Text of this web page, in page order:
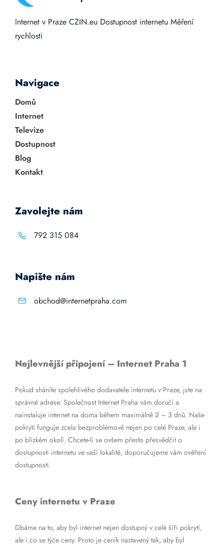
Internet v Praze CZIN.eu Dostupnost internetu Měření
rychlosti
Navigace
Domů
Internet
Televize
Dostupnost
Blog
Kontakt
Zavolejte nám
792 315 084
Napište nám
obchod@internetpraha.com
Nejlevnější připojení – Internet Praha 1
Pokud sháníte spolehlivého dodavatele internetu v Praze, jste na
správné adrese. Společnost Internet Praha vám doručí a
nainstaluje internet na doma během maximálně 2 – 3 dnů. Naše
pokrytí funguje zcela bezproblémově nejen po celé Praze, ale i
po blízkém okolí. Chcete-li se ovšem přesto přesvědčit o
dostupnosti internetu ve vaší lokalitě, doporučujeme vám ověření
dostupnosti.
Ceny internetu v Praze
Dbáme na to, aby byl internet nejen dostupný v celé šíři pokrytí,
ale i co se týče ceny. Proto je ceník nastavený tak, aby byl